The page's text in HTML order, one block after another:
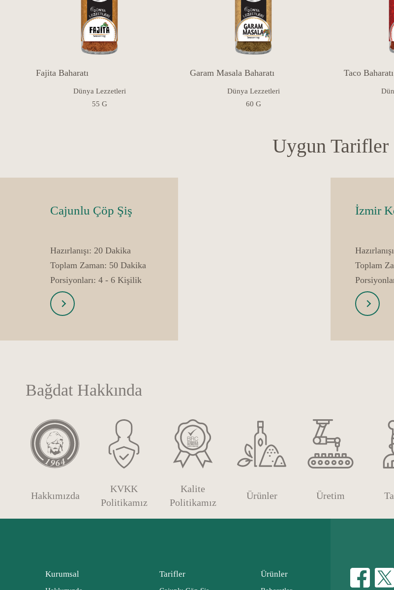
Fajita Baharatı
Dünya Lezzetleri
55 G
Garam Masala Baharatı
Dünya Lezzetleri
60 G
Taco Baharatı
Uygun Tarifler
Cajunlu Çöp Şiş
Hazırlanışı: 20 Dakika
Toplam Zaman: 50 Dakika
Porsiyonları: 4 - 6 Kişilik
İzmir
Toplam
Bağdat Hakkında
Hakkımızda
KVKK
Politikamız
Kalite
Politikamız
Ürünler Üretim
Kurumsal Tarifler Ürünler